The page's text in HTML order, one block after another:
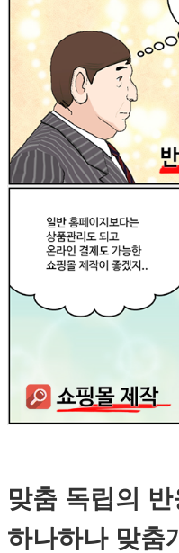
맞춤 독립의
하나하나 맞춤